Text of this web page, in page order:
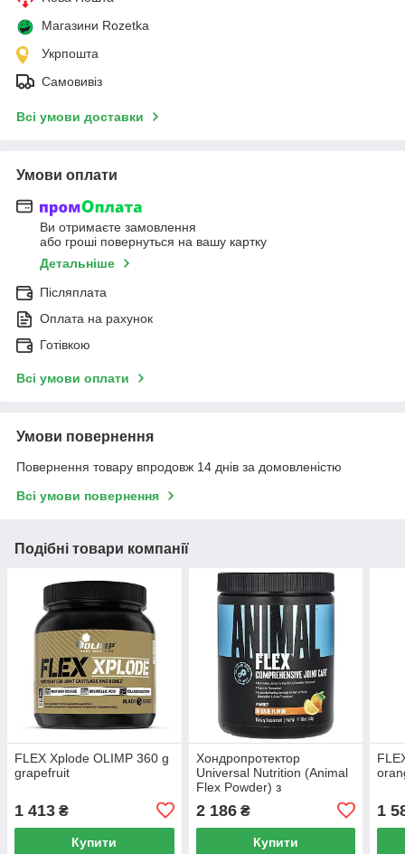
Магазини Rozetka
Укрпошта
Самовивіз
Всі умови доставки
Умови оплати
Ви отримаєте замовлення
або гроші повернуться на вашу картку
Детальніше
Післяплата
Оплата на рахунок
Готівкою
Всі умови оплати
Умови повернення
Повернення товару впродовж 14 днів за домовленістю
Всі умови повернення
Подібні товари компанії
FLEX Xplode OLIMP 360 g
grapefruit
1 413 ₴
Купити
Хондропротектор
Universal Nutrition (Animal
Flex Powder) з
апельсиновим смаком 381
г
2 186₴
Купити
1